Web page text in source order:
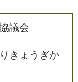
議会
きょうぎか